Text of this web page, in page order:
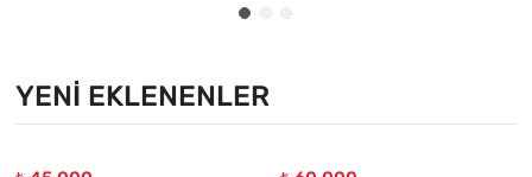
YENI EKLENENLER